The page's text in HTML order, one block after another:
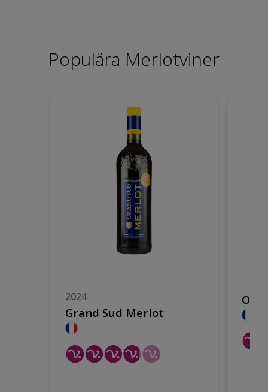
Populära Merlotviner
2024
Grand Sud Merlot